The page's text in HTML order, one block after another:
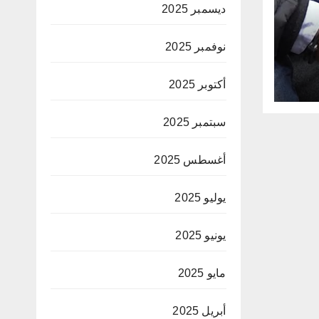
ديسمبر 2025
نوفمبر 2025
أكتوبر 2025
سبتمبر 2025
أغسطس 2025
يوليو 2025
يونيو 2025
مايو 2025
أبريل 2025